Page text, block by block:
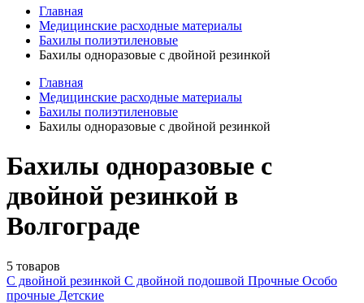
Главная
Медицинские расходные материалы
Бахилы полиэтиленовые
Бахилы одноразовые с двойной резинкой
Главная
Медицинские расходные материалы
Бахилы полиэтиленовые
Бахилы одноразовые с двойной резинкой
Бахилы одноразовые с
двойной резинкой в
Волгограде
5 товаров
С двойной резинкой С двойной подошвой Прочные Особо
прочные Детские